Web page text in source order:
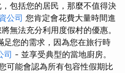
包括您的居民，那麼不值得決
公司 您肯定會花費大量時間進
無法充分利用度假村的優惠。
足您的需求，因為您在旅行時
司 - 並享受典型的當地廚房。
可能會認為所有包容性假期比